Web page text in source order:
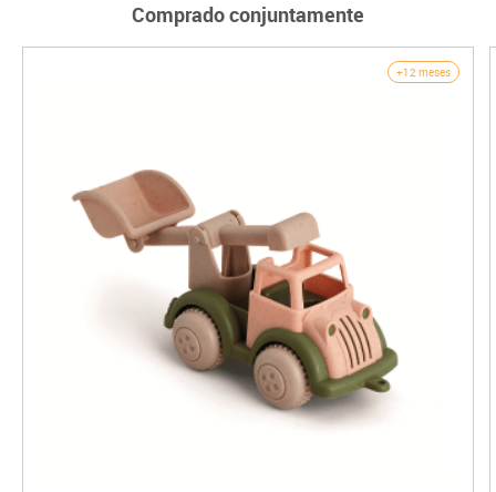
Comprado conjuntamente
+12 meses